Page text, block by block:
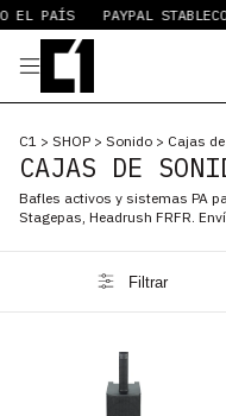
PAÍS PAYPAL
C1 > SHOP > Sonido > Cajas
CAJAS DE
Bafles activos y sistemas PA
Stagepas, Headrush FRFR.
Filtrar